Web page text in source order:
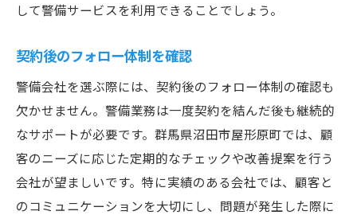
して警備サービスを利用できることでしょう。
契約後のフォロー体制を確認
警備会社を選ぶ際には、契約後のフォロー体制の確認も
欠かせません。警備業務は一度契約を結んだ後も継続的
なサポートが必要です。群馬県沼田市屋形原町では、顧
客のニーズに応じた定期的なチェックや改善提案を行う
会社が望ましいです。特に実績のある会社では、顧客と
のコミュニケーションを大切にし、問題が発生した際に